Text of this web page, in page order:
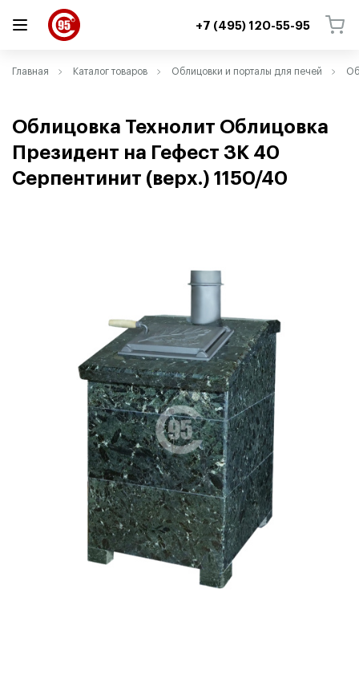
+7 (495) 120-55-95
Главная Каталог товаров Облицовки и порталы для печей
Облицовка Технолит Облицовка
Президент на Гефест ЗК 40
Серпентинит (верх.) 1150/40
ВЕРНУТЬСЯ
ВЕРНУТЬСЯ